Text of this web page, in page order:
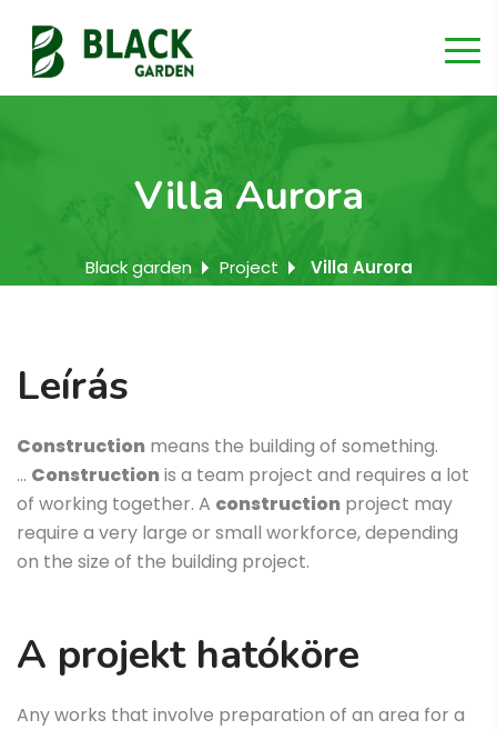
Villa Aurora
Black garden Project Villa Aurora
Leírás
Construction means the building of something.
… Constructionis a team project and requires a lot
of working together. A construction project may
require a very large or small workforce, depending
on the size of the building project.
A projekt hatóköre
Any works that involve preparation of an area for a